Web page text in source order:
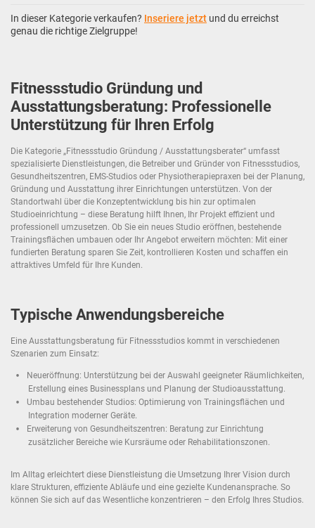
In dieser Kategorie verkaufen? Inseriere jetzt und du erreichst
genau die richtige Zielgruppe!
Fitnessstudio Gründung und
Ausstattungsberatung: Professionelle
Unterstützung für Ihren Erfolg
Die Kategorie „Fitnessstudio Gründung / Ausstattungsberater“ umfasst
spezialisierte Dienstleistungen, die Betreiber und Gründer von Fitnessstudios,
Gesundheitszentren, EMS-Studios oder Physiotherapiepraxen bei der Planung,
Gründung und Ausstattung ihrer Einrichtungen unterstützen. Von der
Standortwahl über die Konzeptentwicklung bis hin zur optimalen
Studioeinrichtung – diese Beratung hilft Ihnen, Ihr Projekt effizient und
professionell umzusetzen. Ob Sie ein neues Studio eröffnen, bestehende
Trainingsflächen umbauen oder Ihr Angebot erweitern möchten: Mit einer
fundierten Beratung sparen Sie Zeit, kontrollieren Kosten und schaffen ein
attraktives Umfeld für Ihre Kunden.
Typische Anwendungsbereiche
Eine Ausstattungsberatung für Fitnessstudios kommt in verschiedenen
Szenarien zum Einsatz:
Neueröffnung: Unterstützung bei der Auswahl geeigneter Räumlichkeiten,
Erstellung eines Businessplans und Planung der Studioausstattung.
Umbau bestehender Studios: Optimierung von Trainingsflächen und
Integration moderner Geräte.
Erweiterung von Gesundheitszentren: Beratung zur Einrichtung
zusätzlicher Bereiche wie Kursräume oder Rehabilitationszonen.
Im Alltag erleichtert diese Dienstleistung die Umsetzung Ihrer Vision durch
klare Strukturen, effiziente Abläufe und eine gezielte Kundenansprache. So
können Sie sich auf das Wesentliche konzentrieren – den Erfolg Ihres Studios.